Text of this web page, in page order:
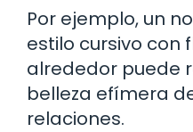
Por ejemplo, un
estilo cursivo con
alrededor puede
belleza efímera
relaciones.